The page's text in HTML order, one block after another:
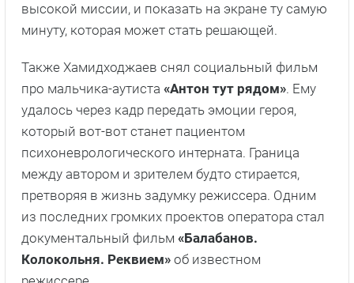
высокой миссии, и показать на экране ту самую
минуту, которая может стать решающей.
Также Хамидходжаев снял социальный фильм
про мальчика-аутиста «Антон тут рядом». Ему
удалось через кадр передать эмоции героя,
который вот-вот станет пациентом
психоневрологического интерната. Граница
между автором и зрителем будто стирается,
претворяя в жизнь задумку режиссера. Одним
из последних громких проектов оператора стал
документальный фильм «Балабанов.
Колокольня. Реквием» об известном